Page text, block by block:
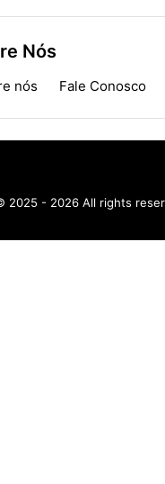
Nós
nós Fale Conosco
2025 - 2026 All rights